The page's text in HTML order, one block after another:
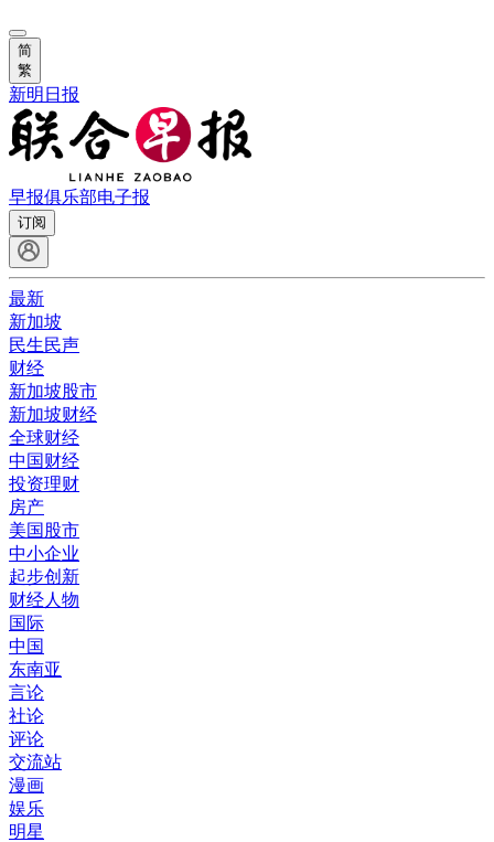
简
繁
新明日报
早报俱乐部电子报
订阅
最新
新加坡
民生民声
财经
新加坡股市
新加坡财经
全球财经
中国财经
投资理财
房产
美国股市
中小企业
起步创新
财经人物
国际
中国
东南亚
言论
社论
评论
交流站
漫画
娱乐
明星